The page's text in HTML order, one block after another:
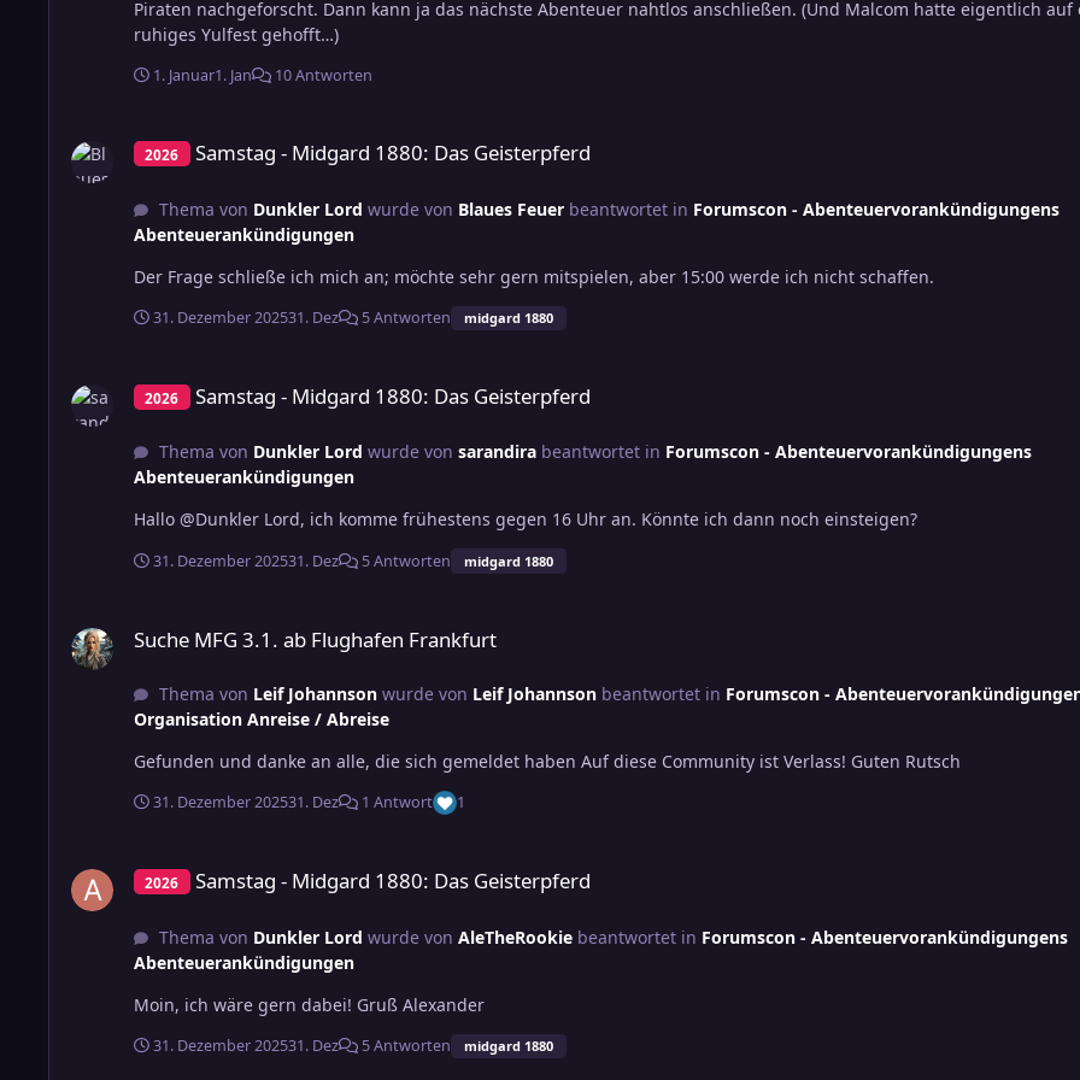
Piraten nachgeforscht. Dann kann ja das nächste Abenteuer nahtlos anschließen. (Und Malcom hatte eigentlich auf
ruhiges Yulfest gehofft…)
1. Januar1. Jan 10 Antworten
2026 Samstag - Midgard 1880: Das Geisterpferd
Thema von Dunkler Lord wurde von Blaues Feuerbeantwortet in Forumscon - Abenteuervorankündigungens
Abenteuerankündigungen
Der Frage schließe ich mich an; möchte sehr gern mitspielen, aber 15:00 werde ich nicht schaffen.
31. Dezember 202531. Dez 5 Antworten midgard 1880
2026 Samstag - Midgard 1880: Das Geisterpferd
Thema von Dunkler Lord wurde von sarandirabeantwortet in Forumscon - Abenteuervorankündigungens
Abenteuerankündigungen
Hallo @Dunkler Lord, ich komme frühestens gegen 16 Uhr an. Könnte ich dann noch einsteigen?
31. Dezember 202531. Dez 5 Antworten midgard 1880
Suche MFG 3.1. ab Flughafen Frankfurt
Thema von Leif Johannsonwurde von Leif Johannsonbeantwortet in Forumscon -
Organisation Anreise / Abreise
Gefunden und danke an alle, die sich gemeldet haben Auf diese Community ist Verlass! Guten Rutsch
31. Dezember 202531. Dez 1 Antwort 1
2026 Samstag - Midgard 1880: Das Geisterpferd
Thema von Dunkler Lord wurde von AleTheRookiebeantwortet in Forumscon - Abenteuervorankündigungens
Abenteuerankündigungen
Moin, ich wäre gern dabei! Gruß Alexander
31. Dezember 202531. Dez 5 Antworten midgard 1880